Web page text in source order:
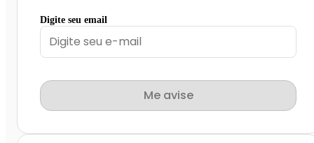
Digite seu email
Me avise